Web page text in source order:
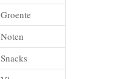
Groente
Noten
Snacks